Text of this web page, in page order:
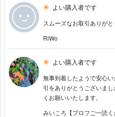
よい購入者です
スムーズなお取引ありがと
RiWo
よい購入者です
無事到着したようで安心
引をありがとうございま
くお願いいたします。
みいころ【プロフご一読く